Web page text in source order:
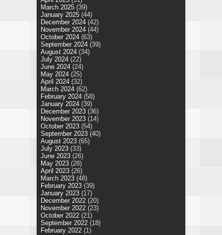
March 2025 (39)
January 2025 (44)
December 2024 (42)
November 2024 (44)
October 2024 (63)
September 2024 (39)
August 2024 (34)
July 2024 (22)
June 2024 (24)
May 2024 (25)
April 2024 (32)
March 2024 (62)
February 2024 (58)
January 2024 (39)
December 2023 (36)
November 2023 (14)
October 2023 (54)
September 2023 (40)
August 2023 (65)
July 2023 (33)
June 2023 (26)
May 2023 (28)
April 2023 (26)
March 2023 (48)
February 2023 (39)
January 2023 (17)
December 2022 (20)
November 2022 (23)
October 2022 (21)
September 2022 (18)
February 2022 (1)